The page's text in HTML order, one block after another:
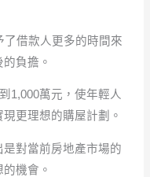
了借款人更多的時間來
負擔。
1,000萬元，使年輕人
更理想的購屋計劃。
是對當前房地產市場的
機會。